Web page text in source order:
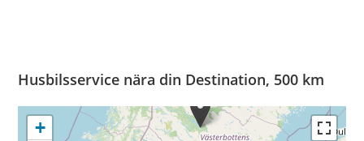
Husbilsservice nära din Destination, 500 km
+